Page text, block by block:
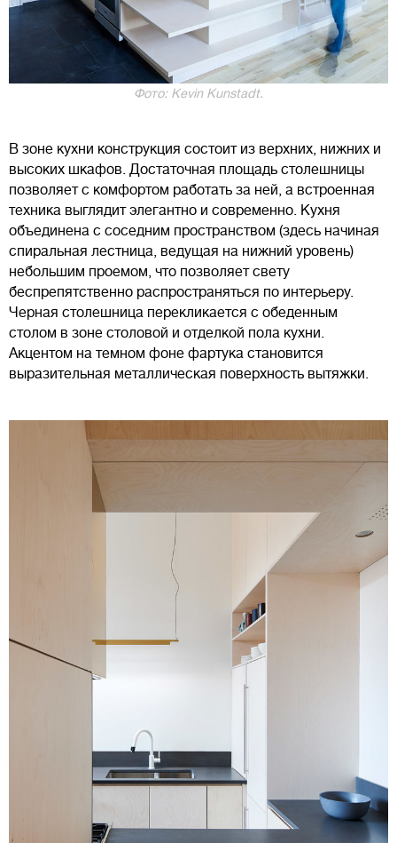
Фото: Kevin Kunstadt.
В зоне кухни конструкция состоит из верхних, нижних и
высоких шкафов. Достаточная площадь столешницы
позволяет с комфортом работать за ней, а встроенная
техника выглядит элегантно и современно. Кухня
объединена с соседним пространством (здесь начиная
спиральная лестница, ведущая на нижний уровень)
небольшим проемом, что позволяет свету
беспрепятственно распространяться по интерьеру.
Черная столешница перекликается с обеденным
столом в зоне столовой и отделкой пола кухни.
Акцентом на темном фоне фартука становится
выразительная металлическая поверхность вытяжки.